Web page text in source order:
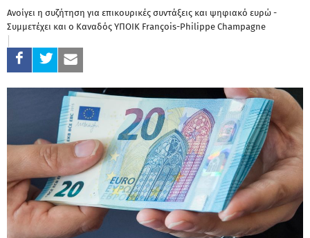
Ανοίγει η συζήτηση για επικουρικές συντάξεις και ψηφιακό ευρώ -
Συμμετέχει και ο Καναδός ΥΠΟΙΚ François-Philippe Champagne